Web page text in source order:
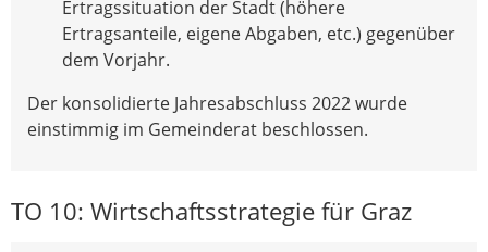
Ertragssituation der Stadt (höhere
Ertragsanteile, eigene Abgaben, etc.) gegenüber
dem Vorjahr.
Der konsolidierte Jahresabschluss 2022 wurde
einstimmig im Gemeinderat beschlossen.
TO 10: Wirtschaftsstrategie für Graz